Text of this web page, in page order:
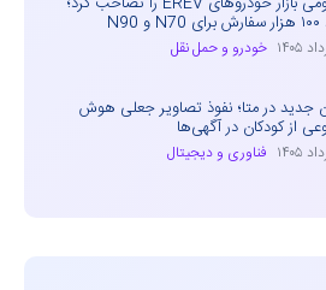
خودرو و حمل نقل
جدید در متا؛ نفوذ تصاویر جعلی هوش
از کودکان در آگهی‌ها
فناوری و دیجیتال